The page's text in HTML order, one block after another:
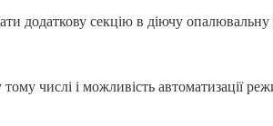
додаткову секцію в діючу
числі і можливість